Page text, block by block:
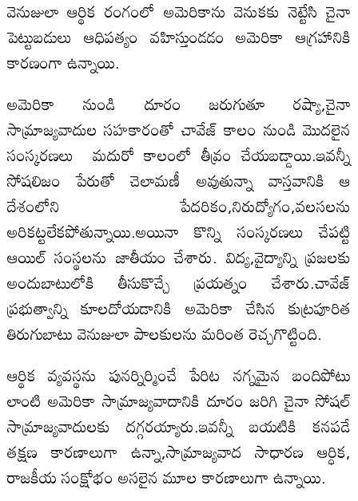
వెనుజులా ఆర్థిక రంగంలో అమెరికాను వెనుకకు నెట్టేసి చైనా
పెట్టుబడులు ఆధిపత్యం వహిస్తుండడం అమెరికా ఆగ్రహానికి
కారణంగా ఉన్నాయి.
అమెరికా నుండి దూరం జరుగుతూ రష్యా,చైనా
సామ్రాజ్యవాదుల సహకారంతో చావేజ్ కాలం నుండి మొదలైన
సంస్కరణలు మదురో కాలంలో తీవ్రం చేయబడ్డాయి.ఇవన్నీ
సోషలిజం పేరుతో చెలామణీ అవుతున్నా వాస్తవానికి ఆ
దేశంలోని పేదరికం,నిరుద్యోగం,వలసలను
అరికట్టలేకపోతున్నాయి.అయినా కొన్ని సంస్కరణలు చేపట్టి
ఆయిల్ సంస్థలను జాతీయం చేశారు. విద్య,వైద్యాన్ని ప్రజలకు
అందుబాటులోకి తీసుకొచ్చే ప్రయత్నం చేశారు.చావేజ్
ప్రభుత్వాన్ని కూలదోయడానికి అమెరికా చేసిన కుట్రపూరిత
తిరుగుబాటు వెనుజులా పాలకులను మరింత రెచ్చగొట్టింది.
ఆర్థిక వ్యవస్థను పునర్నిర్మించే పేరిట నగ్నమైన బందిపోటు
లాంటి అమెరికా సామ్రాజ్యవాదానికి దూరం జరిగి చైనా సోషల్
సామ్రాజ్యవాదులకు దగ్గరయ్యారు.ఇవన్నీ బయటికి కనపడే
తక్షణ కారణాలుగా ఉన్నా,సామ్రాజ్యవాద సాధారణ ఆర్ధిక,
రాజకీయ సంక్షోభం అసలైన మూల కారణాలుగా ఉన్నాయి.